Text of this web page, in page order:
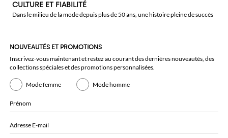
CULTURE ET FIABILITÉ
Dans le milieu de la mode depuis plus de 50 ans, une histoire pleine de succès
NOUVEAUTÉS ET PROMOTIONS
Inscrivez-vous maintenant et restez au courant des dernières nouveautés, des
collections spéciales et des promotions personnalisées.
Mode femme Mode homme
Prénom
Adresse E-mail